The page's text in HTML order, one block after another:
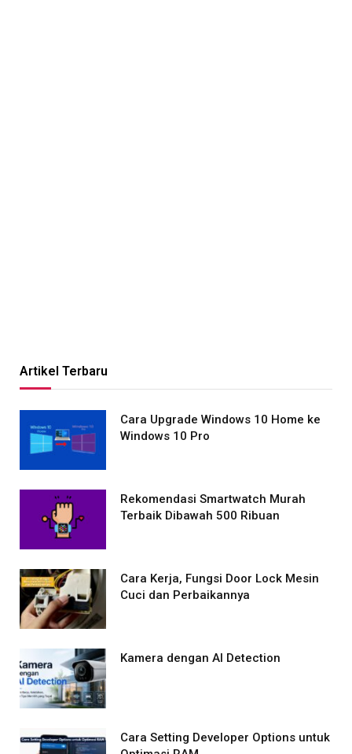
Artikel Terbaru
Cara Upgrade Windows 10 Home ke
Windows 10 Pro
Rekomendasi Smartwatch Murah
Terbaik Dibawah 500 Ribuan
Cara Kerja, Fungsi Door Lock Mesin
Cuci dan Perbaikannya
Kamera dengan AI Detection
Cara Setting Developer Options untuk